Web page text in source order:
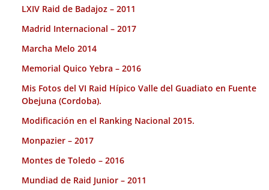
LXIV Raid de Badajoz – 2011
Madrid Internacional – 2017
Marcha Melo 2014
Memorial Quico Yebra – 2016
Mis Fotos del VI Raid Hípico Valle del Guadiato en Fuente
Obejuna (Cordoba).
Modificación en el Ranking Nacional 2015.
Monpazier – 2017
Montes de Toledo – 2016
Mundiad de Raid Junior – 2011